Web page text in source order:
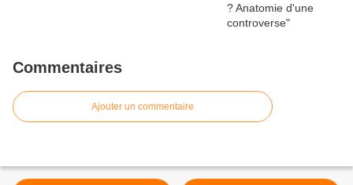
Commentaires
Ajouter un commentaire